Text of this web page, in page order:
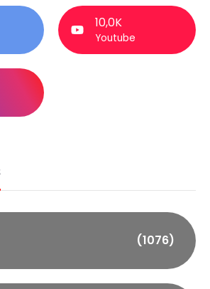
10,0K
Youtube
(1076)